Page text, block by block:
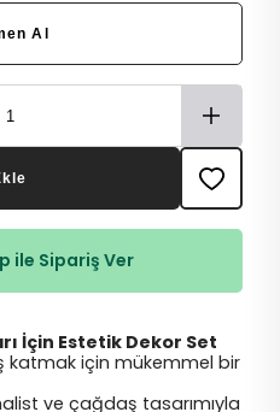
Al
ile Sipariş Ver
İçin Estetik Dekor Set
katmak için mükemmel bir
ve çağdaş tasarımıyla